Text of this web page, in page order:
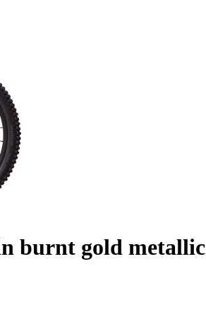
burnt gold metallic